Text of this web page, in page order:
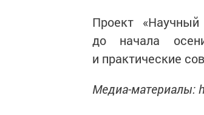
Проект
до начала
и практические
Медиа-материалы: